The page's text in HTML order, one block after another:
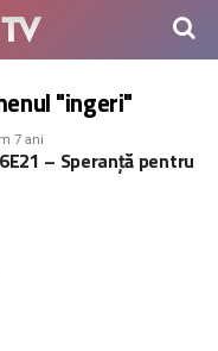
"ingeri"
7 ani
– Speranță pentru